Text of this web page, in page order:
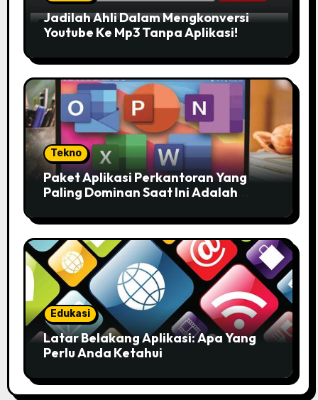
Jadilah Ahli Dalam Mengkonversi
Youtube Ke Mp3 Tanpa Aplikasi!
Tekno
Paket Aplikasi Perkantoran Yang
Paling Dominan Saat Ini Adalah
Anda!
Edukasi
Latar Belakang Aplikasi: Apa Yang
Perlu Anda Ketahui